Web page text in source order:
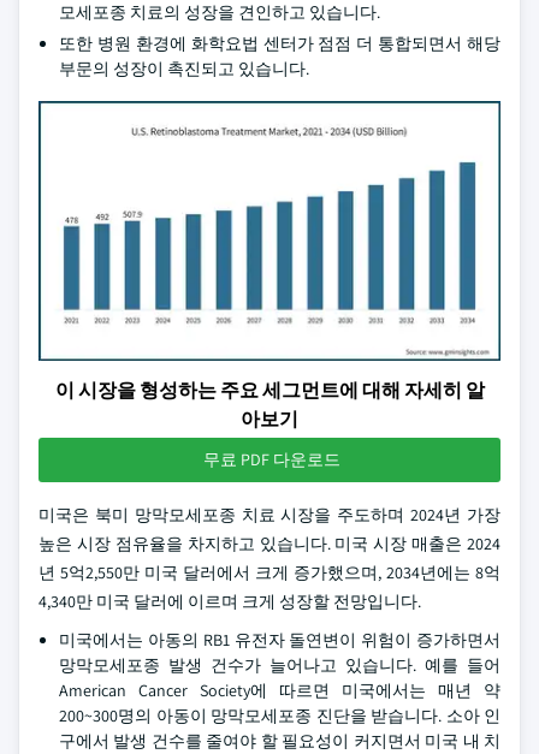
모세포종 치료의 성장을 견인하고 있습니다.
또한 병원 환경에 화학요법 센터가 점점 더 통합되면서 해당
부문의 성장이 촉진되고 있습니다.
이 시장을 형성하는 주요 세그먼트에 대해 자세히 알
아보기
무료 PDF 다운로드
미국은 북미 망막모세포종 치료 시장을 주도하며 2024년 가장
높은 시장 점유율을 차지하고 있습니다. 미국 시장 매출은 2024
년 5억2,550만 미국 달러에서 크게 증가했으며, 2034년에는 8억
4,340만 미국 달러에 이르며 크게 성장할 전망입니다.
미국에서는 아동의 RB1 유전자 돌연변이 위험이 증가하면서
망막모세포종 발생 건수가 늘어나고 있습니다. 예를 들어
American Cancer Society에 따르면 미국에서는 매년 약
200~300명의 아동이 망막모세포종 진단을 받습니다. 소아 인
구에서 발생 건수를 줄여야 할 필요성이 커지면서 미국 내 치